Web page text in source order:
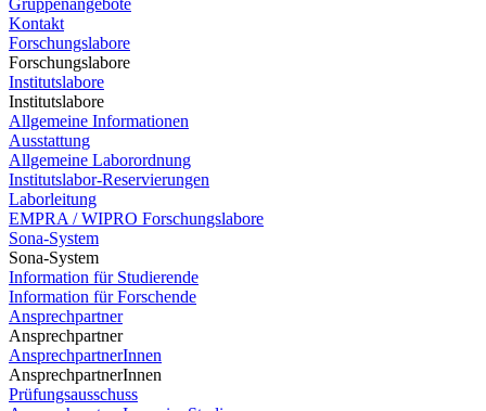
Gruppenangebote
Kontakt
Forschungslabore
Forschungslabore
Institutslabore
Institutslabore
Allgemeine Informationen
Ausstattung
Allgemeine Laborordnung
Institutslabor-Reservierungen
Laborleitung
EMPRA / WIPRO Forschungslabore
Sona-System
Sona-System
Information für Studierende
Information für Forschende
Ansprechpartner
Ansprechpartner
AnsprechpartnerInnen
AnsprechpartnerInnen
Prüfungsausschuss